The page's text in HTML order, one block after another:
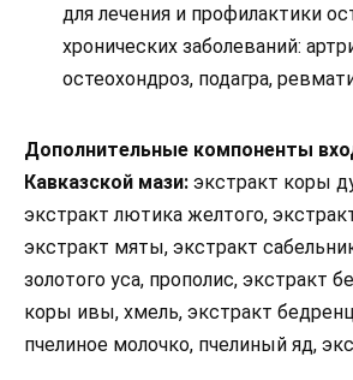
для лечения и профилактики
хронических заболеваний:
остеохондроз, подагра,
Дополнительные компоненты
Кавказской мази: экстракт коры
экстракт лютика желтого,
экстракт мяты, экстракт
золотого уса, прополис, экстракт
коры ивы, хмель, экстракт
пчелиное молочко, пчелиный яд,